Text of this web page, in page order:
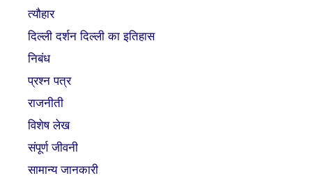
त्यौहार
दिल्ली दर्शन दिल्ली का इतिहास
निबंध
प्रश्न पत्र
राजनीती
विशेष लेख
संपूर्ण जीवनी
सामान्य जानकारी